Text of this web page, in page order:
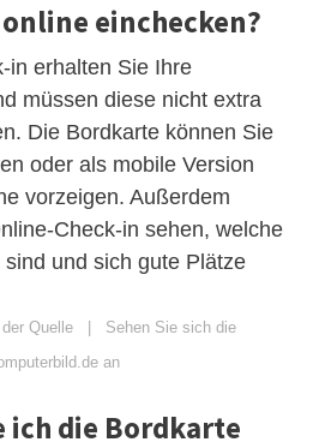
einchecken?
in erhalten Sie Ihre
müssen diese nicht extra
Die Bordkarte können Sie
oder als mobile Version
vorzeigen. Außerdem
Check-in sehen, welche
und sich gute Plätze
Quelle | Sehen Sie sich die
an
ich die Bordkarte